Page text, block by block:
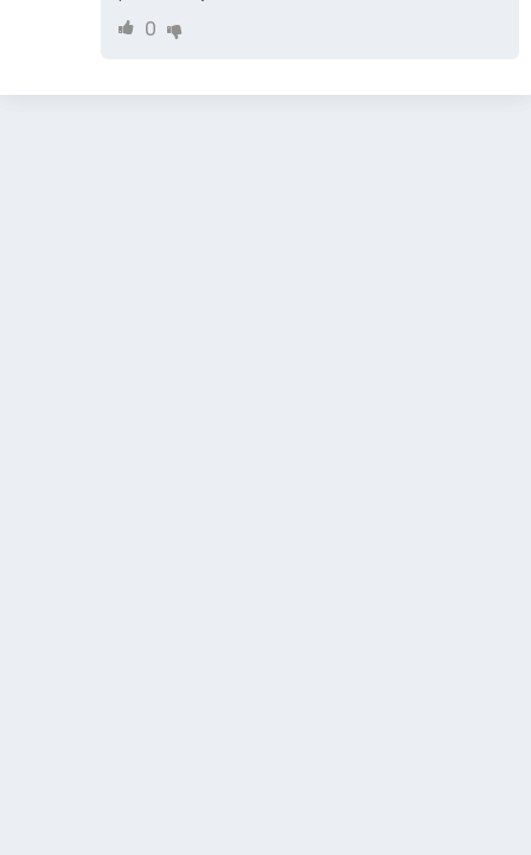
0